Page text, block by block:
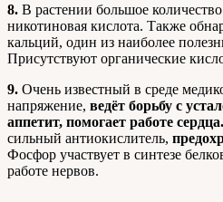
8. В растении большое
никотиновая кислота. Также
кальций, один из наиболее
Присутствуют органические
9. Очень известный в среде
напряжение, ведёт борьбу с
аппетит, помогает работе сердца.
сильный антиокислитель,
Фосфор участвует в синтезе
работе нервов.